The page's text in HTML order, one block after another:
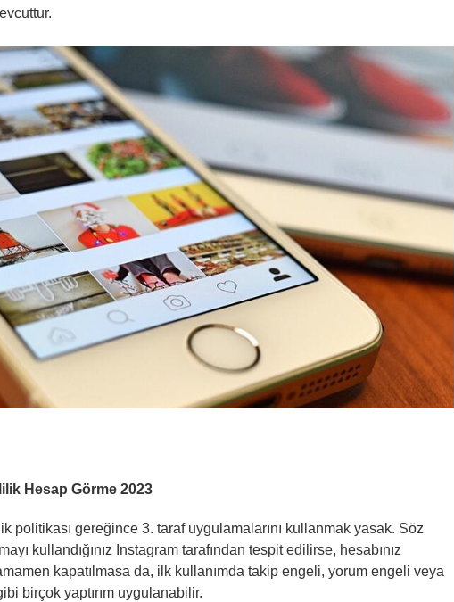
Hesap Görme 2023
politikası gereğince 3. taraf uygulamalarını kullanmak yasak. Söz
kullandığınız Instagram tarafından tespit edilirse, hesabınız
kapatılmasa da, ilk kullanımda takip engeli, yorum engeli veya
birçok yaptırım uygulanabilir.